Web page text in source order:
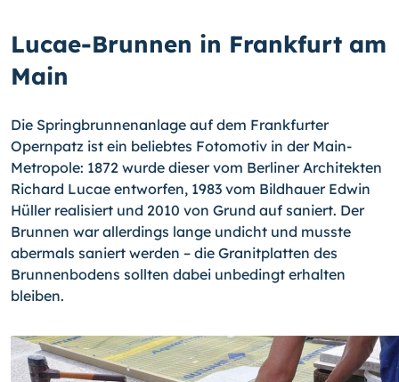
Lucae-Brunnen in Frankfurt am
Main
Die Springbrunnenanlage auf dem Frankfurter
Opernpatz ist ein beliebtes Fotomotiv in der Main-
Metropole: 1872 wurde dieser vom Berliner Architekten
Richard Lucae entworfen, 1983 vom Bildhauer Edwin
Hüller realisiert und 2010 von Grund auf saniert. Der
Brunnen war allerdings lange undicht und musste
abermals saniert werden – die Granitplatten des
Brunnenbodens sollten dabei unbedingt erhalten
bleiben.